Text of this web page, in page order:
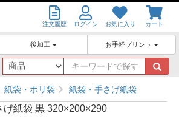
注文履歴 ログイン お気に入り カート
後加工 お手軽プリント
キ
ー
ワ
ー
ド
紙袋・ポリ袋 紙袋・手さげ紙袋
げ紙袋 黒 320×200×290